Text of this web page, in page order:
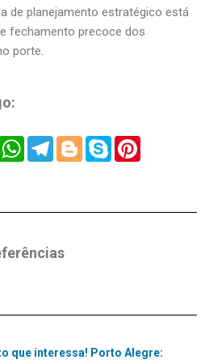
de planejamento estratégico está
fechamento precoce dos
porte.
WhatsApp
Telegram
Blogger
Skype
que interessa! Porto Alegre: